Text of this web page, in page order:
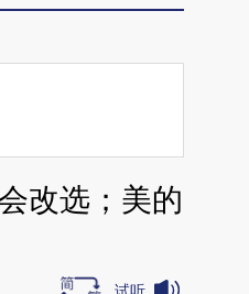
改选；美的
试听